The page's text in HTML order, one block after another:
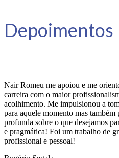
Depoimentos
Nair Romeu me apoiou e me
carreira com o maior
acolhimento. Me impulsionou a
para aquele momento mas
profunda sobre o que desejamos
e pragmática! Foi um trabalho de
profissional e pessoal!